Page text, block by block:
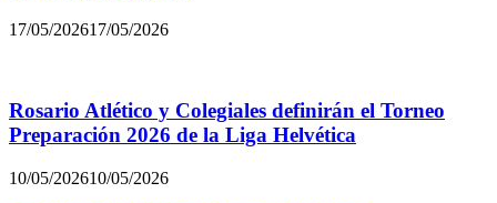
17/05/202617/05/2026
Rosario Atlético y Colegiales definirán el Torneo
Preparación 2026 de la Liga Helvética
10/05/202610/05/2026